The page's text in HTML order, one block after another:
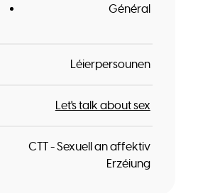
Général
Léierpersounen
Let's talk about sex
CTT - Sexuell an affektiv
Erzéiung